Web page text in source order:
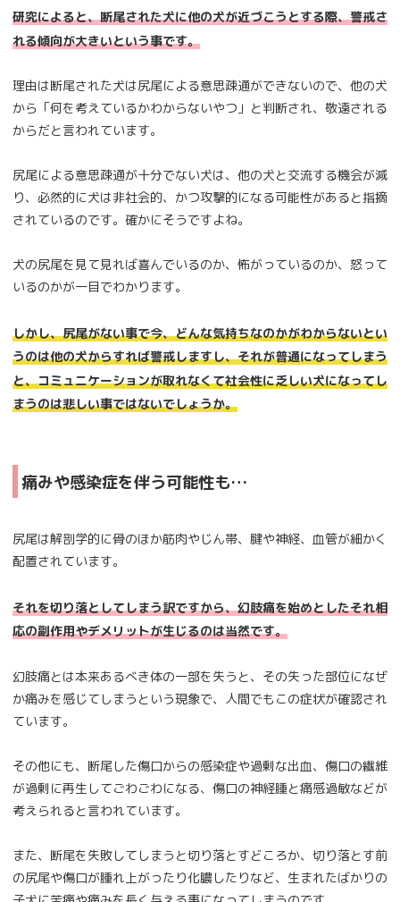
研究によると、断尾された犬に他の犬が近づこうとする際、警戒さ
れる傾向が大きいという事です。
理由は断尾された犬は尻尾による意思疎通ができないので、他の犬
から「何を考えているかわからないやつ」と判断され、敬遠される
からだと言われています。
尻尾による意思疎通が十分でない犬は、他の犬と交流する機会が減
り、必然的に犬は非社会的、かつ攻撃的になる可能性があると指摘
されているのです。確かにそうですよね。
犬の尻尾を見て見れば喜んでいるのか、怖がっているのか、怒って
いるのかが一目でわかります。
しかし、尻尾がない事で今、どんな気持ちなのかがわからないとい
うのは他の犬からすれば警戒しますし、それが普通になってしまう
と、コミュニケーションが取れなくて社会性に乏しい犬になってし
まうのは悲しい事ではないでしょうか。
痛みや感染症を伴う可能性も…
尻尾は解剖学的に骨のほか筋肉やじん帯、腱や神経、血管が細かく
配置されています。
それを切り落としてしまう訳ですから、幻肢痛を始めとしたそれ相
応の副作用やデメリットが生じるのは当然です。
幻肢痛とは本来あるべき体の一部を失うと、その失った部位になぜ
か痛みを感じてしまうという現象で、人間でもこの症状が確認され
ています。
その他にも、断尾した傷口からの感染症や過剰な出血、傷口の繊維
が過剰に再生してごわごわになる、傷口の神経腫と痛感過敏などが
考えられると言われています。
また、断尾を失敗してしまうと切り落とすどころか、切り落とす前
の尻尾や傷口が腫れ上がったり化膿したりなど、生まれたばかりの